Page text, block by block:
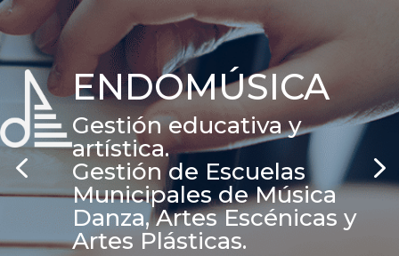
ENDOMÚSICA
Gestión educativa y
artística.
Gestión de Escuelas
Municipales de Música
Danza, Artes Escénicas y
Artes Plásticas.
4 5